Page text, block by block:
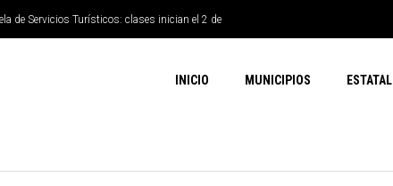
de Servicios Turísticos: clases inician el 2 de
INICIO MUNICIPIOS ESTATAL